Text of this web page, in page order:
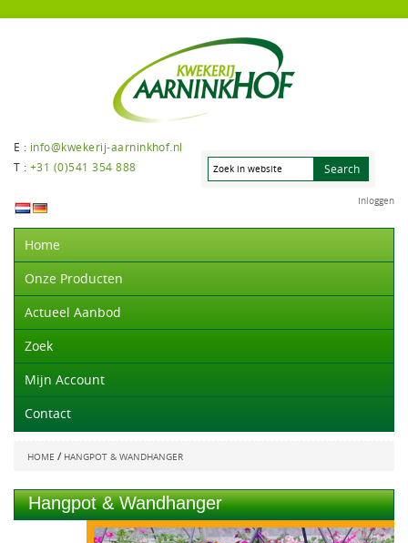
E : info@kwekerij-aarninkhof.nl
T : +31 (0)541 354 888
Inloggen
Home
Onze Producten
Actueel Aanbod
Zoek
Mijn Account
Contact
HOME / HANGPOT & WANDHANGER
Hangpot & Wandhanger